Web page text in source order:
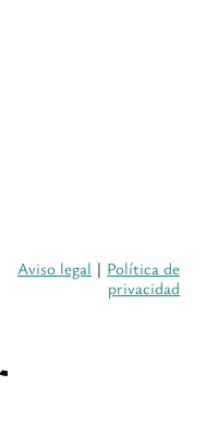
Aviso legal | Política de
privacidad